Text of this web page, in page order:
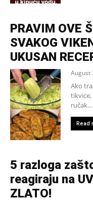
PRAVIM OVE
SVAKOG
UKUSAN
August
Ako
ručak...
Read
5 razloga
reagiraju na
ZLATO!